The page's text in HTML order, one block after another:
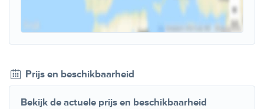
Prijs en beschikbaarheid
Bekijk de actuele prijs en beschikbaarheid